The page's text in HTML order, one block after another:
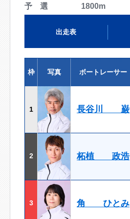
予 選 1800m
出走表
枠 写真 ボートレーサー
1 長谷川 巌
2 柘植 政浩
3 角 ひとみ